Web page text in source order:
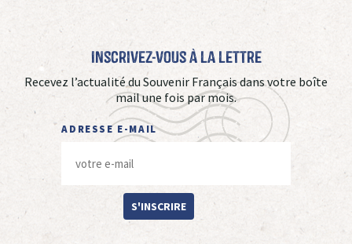
Inscrivez-vous à La Lettre
Recevez l’actualité du Souvenir Français dans votre boîte
mail une fois par mois.
ADRESSE E-MAIL
S'INSCRIRE